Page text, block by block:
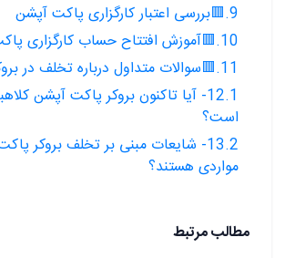
9.🟥بررسی اعتبار کارگزاری پاکت آپشن
10.🟥آموزش افتتاح حساب کارگزاری پاکت آپشن
11.🟥سوالات متداول درباره تخلف در بروکر پاکت آپشن
12.1- آیا تاکنون بروکر پاکت آپشن
است؟
13.2- شایعات مبنی بر تخلف بروکر
مواردی هستند؟
مطالب مرتبط